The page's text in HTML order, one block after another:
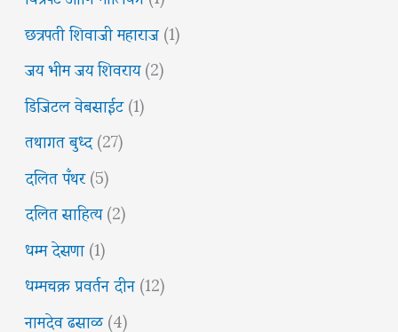
छत्रपती शिवाजी महाराज(1)
जय भीम जय शिवराय(2)
डिजिटल वेबसाईट(1)
तथागत बुध्द(27)
दलित पँथर(5)
दलित साहित्य(2)
धम्म देसणा(1)
धम्मचक्र प्रवर्तन दीन(12)
नामदेव ढसाळ(4)